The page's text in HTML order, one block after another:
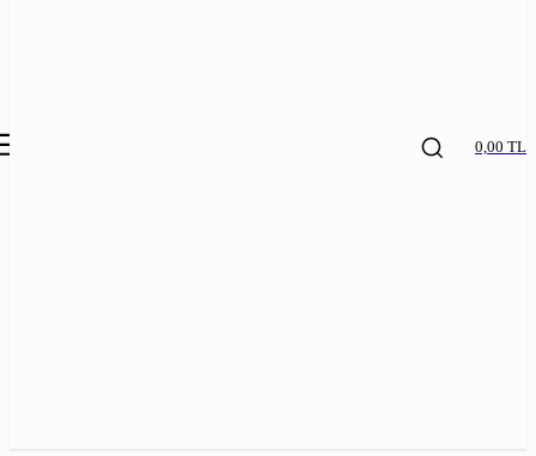
0,00 TL